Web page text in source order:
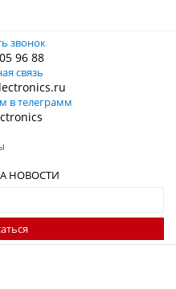
звонок
96 88
связь
в телеграмм
НОВОСТИ